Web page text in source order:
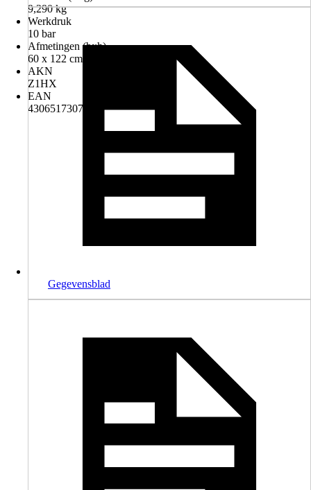
9,290 kg
Werkdruk
10 bar
Afmetingen (bxh)
60 x 122 cm
AKN
Z1HX
EAN
4306517307370
Gegevensblad